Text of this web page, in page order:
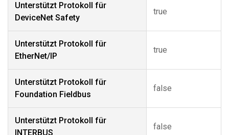
Unterstützt Protokoll für
DeviceNet Safety
true
Unterstützt Protokoll für
EtherNet/IP
true
Unterstützt Protokoll für
Foundation Fieldbus
false
Unterstützt Protokoll für
INTERBUS
false